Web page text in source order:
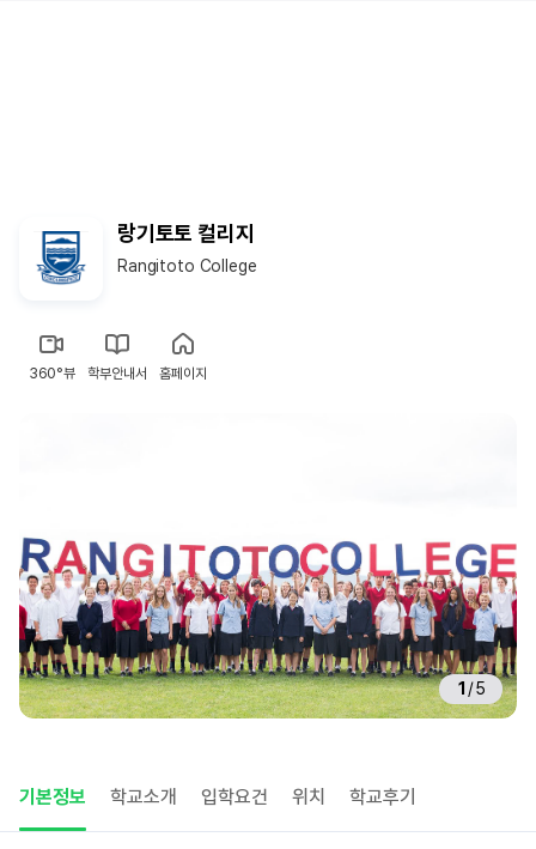
랑기토토 컬리지
Rangitoto College
360°뷰 학부안내서 홈페이지
1 /5
기본정보 학교소개 입학요건 위치 학교후기